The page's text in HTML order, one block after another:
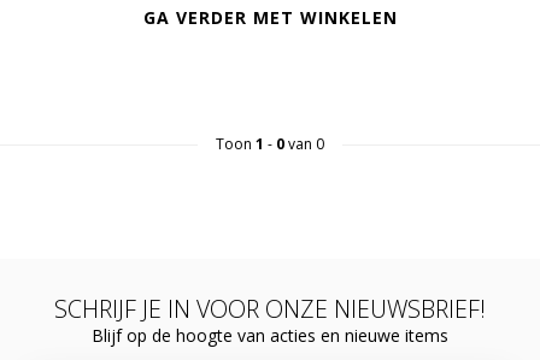
GA VERDER MET WINKELEN
Toon 1 - 0van 0
SCHRIJF JE IN VOOR ONZE NIEUWSBRIEF!
Blijf op de hoogte van acties en nieuwe items